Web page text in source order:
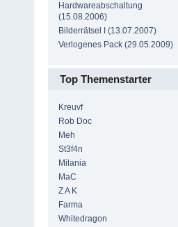
Hardwareabschaltung
(15.08.2006)
Bilderrätsel I (13.07.2007)
Verlogenes Pack (29.05.2009)
Top Themenstarter
Kreuvf
Rob Doc
Meh
St3f4n
Milania
MaC
Z A K
Farma
Whitedragon